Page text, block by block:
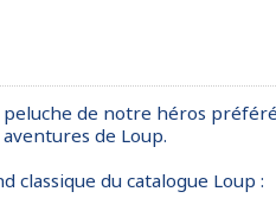
de notre héros
de Loup.
classique du catalogue Loup :